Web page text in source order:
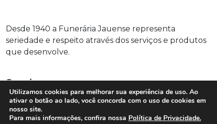
Utilizamos cookies para melhorar sua experiência de uso. Ao
ativar o botão ao lado, você concorda com o uso de cookies em
nosso site.
Para mais informações, confira nossa Política de Privacidade.
Desde 1940 a Funerária Jauense representa
seriedade e respeito através dos serviços e produtos
que desenvolve.
Serviços
Descontos e Benefícios
Assistência ao Convalescente